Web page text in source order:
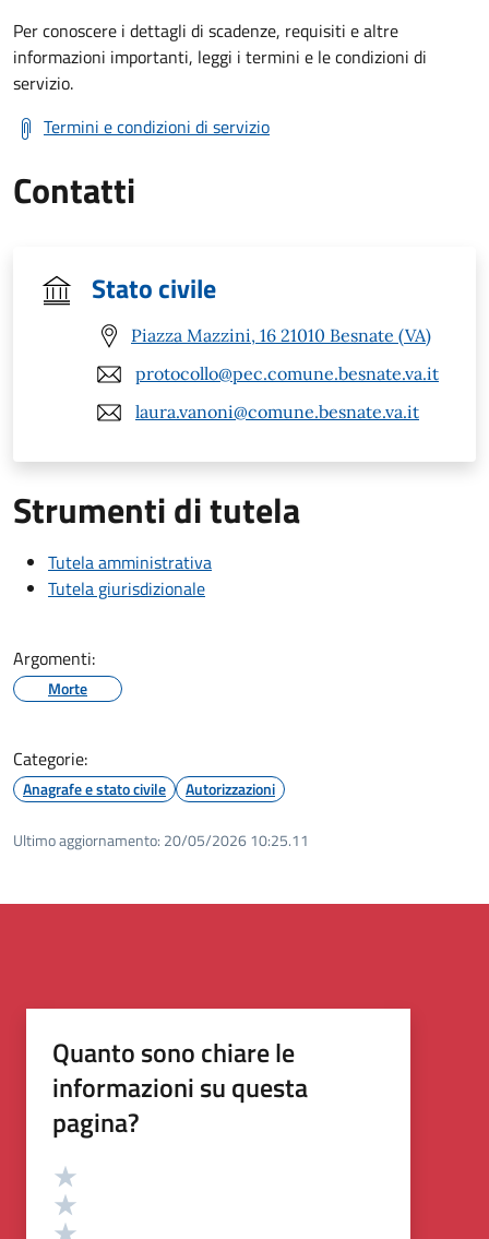
Per conoscere i dettagli di scadenze, requisiti e altre
informazioni importanti, leggi i termini e le condizioni di
servizio.
Termini e condizioni di servizio
Contatti
Stato civile
Piazza Mazzini, 16 21010 Besnate (VA)
protocollo@pec.comune.besnate.va.it
laura.vanoni@comune.besnate.va.it
Strumenti di tutela
Tutela amministrativa
Tutela giurisdizionale
Argomenti:
Morte
Categorie:
Anagrafe e stato civile Autorizzazioni
Ultimo aggiornamento: 20/05/2026 10:25.11
Quanto sono chiare le
informazioni su questa
pagina?
Valutazione